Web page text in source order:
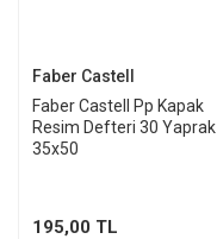
Faber Castell
Faber Castell Pp Kapak
Resim Defteri 30 Yaprak
35x50
195,00 TL